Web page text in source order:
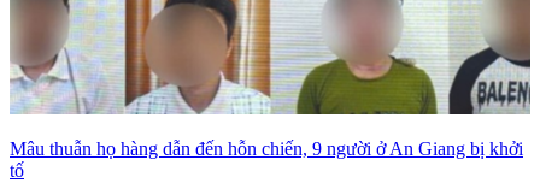
Mâu thuẫn họ hàng dẫn đến hỗn chiến, 9 người ở An Giang bị khởi
tố